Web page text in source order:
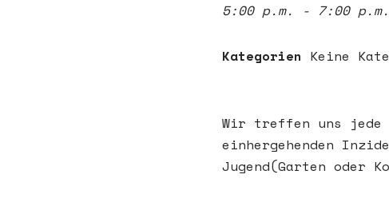
5:00 p.m. - 7:00 p.m.
Kategorien Keine
Wir treffen uns jede
einhergehenden
Jugend(Garten oder